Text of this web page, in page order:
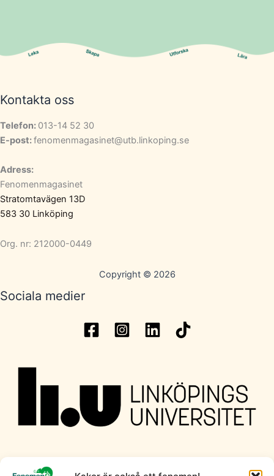
Kontakta oss
Telefon: 013-14 52 30
E-post:fenomenmagasinet@utb.linkoping.se
Adress:
Fenomenmagasinet
Stratomtavägen 13D
583 30 Linköping
Org. nr: 212000-0449
Copyright © 2026
Sociala medier